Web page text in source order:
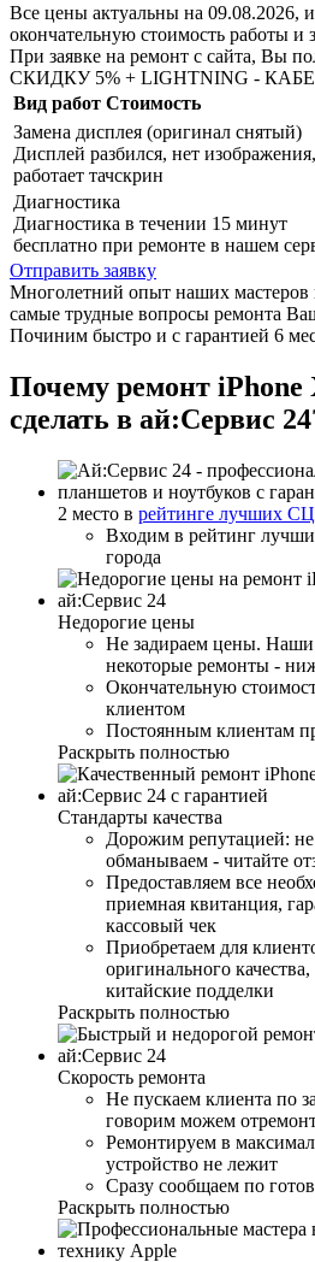
Все цены актуальны на 09.08.2026,
окончательную стоимость работы и
При заявке на ремонт с сайта, Вы
СКИДКУ 5% + LIGHTNING -
Вид работ Стоимость
Замена дисплея (оригинал снятый)
Дисплей разбился, нет
работает тачскрин
Диагностика
Диагностика в течении 15 минут
бесплатно при ремонте в нашем
Отправить заявку
Многолетний опыт наших
самые трудные вопросы ремонта
Починим быстро и с гарантией 6
Почему ремонт iPhone
сделать в ай:Сервис
2 место в рейтинге лучших
Входим в рейтинг
города
Недорогие цены
Не задираем цены.
некоторые ремонты -
Окончательную
клиентом
Постоянным клиентам
Раскрыть полностью
Стандарты качества
Дорожим репутацией:
обманываем - читайте
Предоставляем все
приемная квитанция,
кассовый чек
Приобретаем для
оригинального
китайские подделки
Раскрыть полностью
Скорость ремонта
Не пускаем клиента по
говорим можем
Ремонтируем в
устройство не лежит
Сразу сообщаем по
Раскрыть полностью